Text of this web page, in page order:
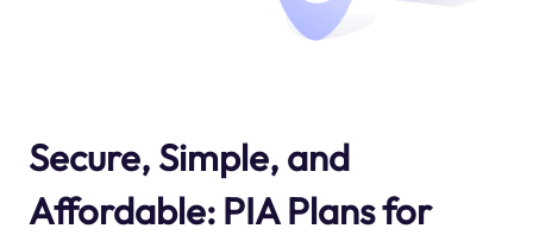
Secure, Simple, and
Affordable: PIA Plans for